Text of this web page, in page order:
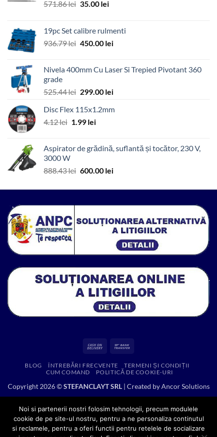
571.86lei Prețul
fost:
571.86 lei.
35.00 leiPrețul
35.00 lei.
19pc Set calibre rulmenti
936.79lei Prețul
fost:
450.00 leiPrețul
450.00 lei.
Nivela 400mm Cu Laser Si Trepied Pivotant 360
grade
525.44lei Prețul
a
fost:
299.00 leiPrețul
este:
Disc Flex 115x1.2mm
4.12lei Prețul
fost:
1.99 leiPrețul
1.99 lei.
Aspirator de grădină, suflantă și tocător, 230 V,
3000 W
888.43lei Prețul
a
600.00 leiPrețul
este:
Cash
Delivery
BLOG ÎNTREBĂRI FRECVENTE
TERMENI ȘI CONDIȚII
CUM COMAND
POLITICĂ DE COOKIE-URI
Copyright 2026 ©STEFANCLAYT SRL| Created byAncor Solutions
Noi si partenerii nostri folosim tehnologii, precum modulele
cookie de pe site-ul nostru, pentru a ne personaliza continutul
si reclamele, pentru a oferi functii pentru retelele de socializare